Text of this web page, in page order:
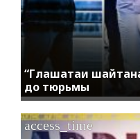
“Глашатаи
до тюрьмы
access_time